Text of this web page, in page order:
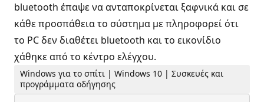
bluetooth έπαψε να ανταποκρίνεται ξαφνικά και σε
κάθε προσπάθεια το σύστημα με πληροφορεί ότι
το PC δεν διαθέτει bluetooth και το εικονίδιο
χάθηκε από το κέντρο ελέγχου.
Windows για το σπίτι | Windows 10 | Συσκευές και
προγράμματα οδήγησης